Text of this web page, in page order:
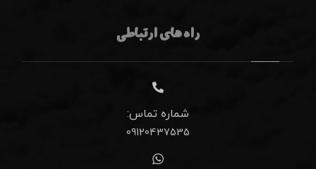
راه های ارتباطی
شماره تماس:
09120437535